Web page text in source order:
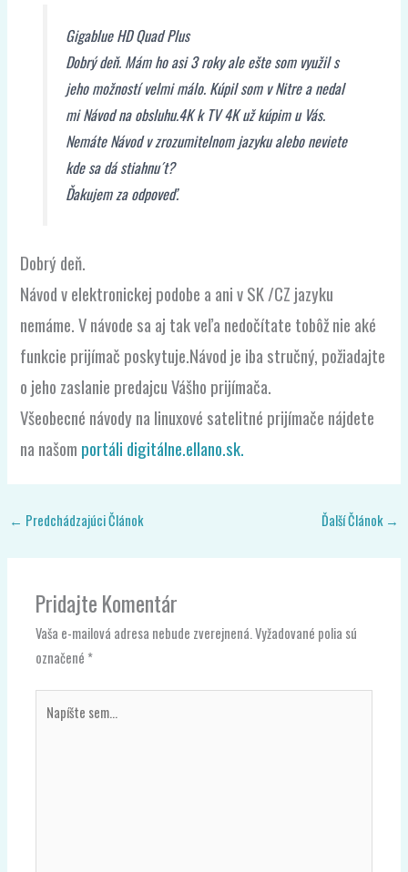
Gigablue HD Quad Plus
Dobrý deň. Mám ho asi 3 roky ale ešte som využil s
jeho možností velmi málo. Kúpil som v Nitre a nedal
mi Návod na obsluhu.4K k TV 4K už kúpim u Vás.
Nemáte Návod v zrozumitelnom jazyku alebo neviete
kde sa dá stiahnu´t?
Ďakujem za odpoveď.
Dobrý deň.
Návod v elektronickej podobe a ani v SK /CZ jazyku
nemáme. V návode sa aj tak veľa nedočítate tobôž nie aké
funkcie prijímač poskytuje.Návod je iba stručný, požiadajte
o jeho zaslanie predajcu Vášho prijímača.
Všeobecné návody na linuxové satelitné prijímače nájdete
na našom portáli digitálne.ellano.sk.
← Predchádzajúci Článok Ďalší Článok →
Pridajte Komentár
Vaša e-mailová adresa nebude zverejnená.Vyžadované polia sú
označené *
sem...